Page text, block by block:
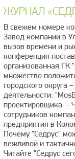
ЖУРНАЛ
В свежем номере
Завод компании в
вызов времени и
конференция
организованная ГК
множество
городского округа
деятельности:
проектировщика. -
сотрудников
предприятия в
Почему "Седрус"
вежливой и
Читайте "Седрус